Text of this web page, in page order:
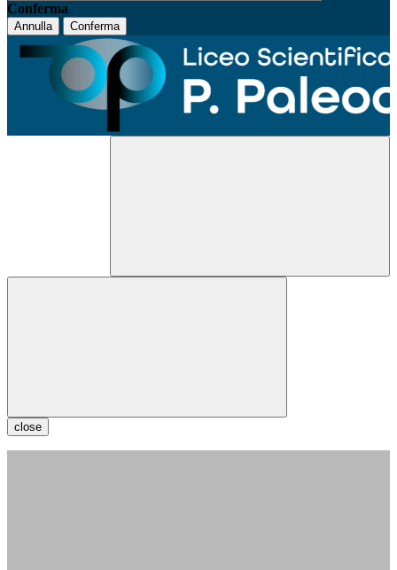
Conferma
Annulla Conferma
close